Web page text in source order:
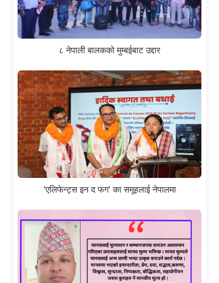
८ नेपाली बालकको मुम्बईबाट उद्दार
‘एलिफेन्ट्स इन द फग’ का समूहलाई नेपालमा